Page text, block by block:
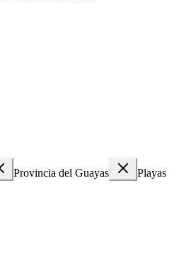
Provincia del Guayas Playas